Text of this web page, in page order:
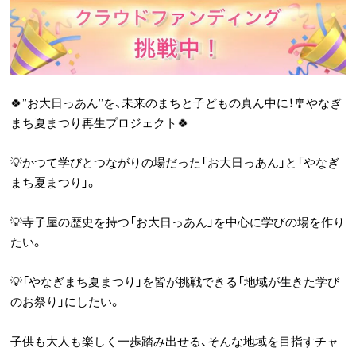
🍀”お大日っあん”を、未来のまちと子どもの真ん中に！🎐やなぎ
まち夏まつり再生プロジェクト🍀
💡かつて学びとつながりの場だった「お大日っあん」と「やなぎ
まち夏まつり」。
💡寺子屋の歴史を持つ「お大日っあん」を中心に学びの場を作り
たい。
💡「やなぎまち夏まつり」を皆が挑戦できる「地域が生きた学び
のお祭り」にしたい。
子供も大人も楽しく一歩踏み出せる、そんな地域を目指すチャ